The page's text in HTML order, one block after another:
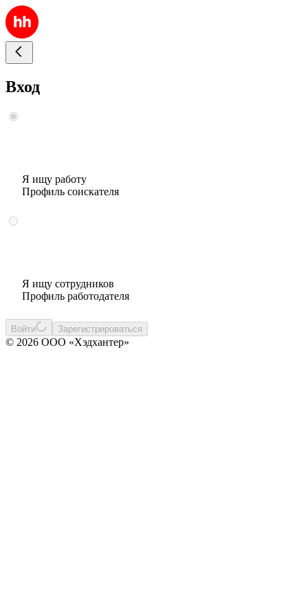
Вход
Я ищу работу
Профиль соискателя
Я ищу сотрудников
Профиль работодателя
Войти Зарегистрироваться
© 2026 ООО «Хэдхантер»